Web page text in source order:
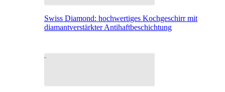
Swiss Diamond: hochwertiges Kochgeschirr mit
diamantverstärkter Antihaftbeschichtung